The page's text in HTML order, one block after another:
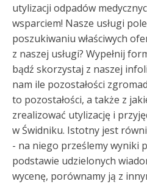
utylizacji odpadów
wsparciem! Nasze usługi
poszukiwaniu właściwych
z naszej usługi? Wypełnij
bądź skorzystaj z naszej
nam ile pozostałości
to pozostałości, a także z
zrealizować utylizację i
w Świdniku. Istotny jest
- na niego prześlemy wyniki
podstawie udzielonych
wycenę, porównamy ją z